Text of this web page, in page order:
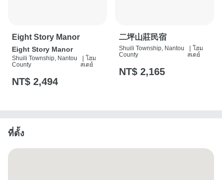
Eight Story Manor
Eight Story Manor
Shuili Township, Nantou
County
| โฮม
สเตย์
NT$ 2,494
二坪山莊民宿
Shuili Township, Nantou
County
| โฮม
สเตย์
NT$ 2,165
ที่ตั้ง